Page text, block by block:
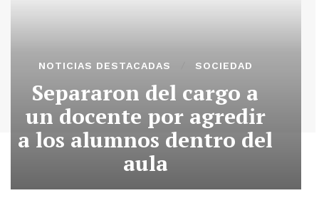
NOTICIAS DESTACADAS SOCIEDAD
Separaron del cargo a
un docente por agredir
a los alumnos dentro del
aula